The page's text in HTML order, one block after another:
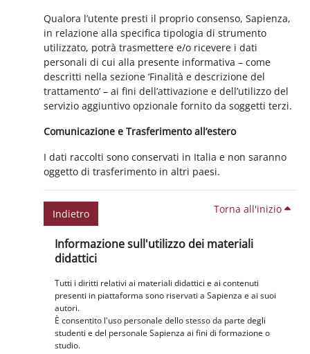
Qualora l’utente presti il proprio consenso, Sapienza,
in relazione alla specifica tipologia di strumento
utilizzato, potrà trasmettere e/o ricevere i dati
personali di cui alla presente informativa – come
descritti nella sezione ‘Finalità e descrizione del
trattamento’ – ai fini dell’attivazione e dell’utilizzo del
servizio aggiuntivo opzionale fornito da soggetti terzi.
Comunicazione e Trasferimento all’estero
I dati raccolti sono conservati in Italia e non saranno
oggetto di trasferimento in altri paesi.
Indietro Torna all'inizio
Blocchi
Informazione sull'utilizzo dei materiali
didattici
Tutti i diritti relativi ai materiali didattici e ai contenuti
presenti in piattaforma sono riservati a Sapienza e ai suoi
autori.
È consentito l'uso personale dello stesso da parte degli
studenti e del personale Sapienza ai fini di formazione o
studio.